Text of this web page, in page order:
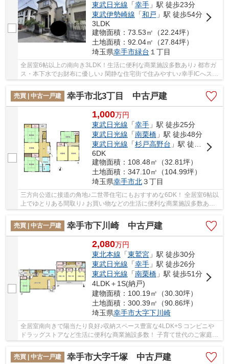
東武日光線 「幸手」駅 徒歩23分
東武伊勢崎線 「和戸 」駅 徒歩54分
3LDK
建物面積：73.53㎡（22.24坪）
土地面積：92.04㎡（27.84坪）
埼玉県幸手市緑台 １丁目
全居室6帖以上の南向き3LDK！生活に便利な商業施設多数あり♪ 都市ガ
ス・本下水でお財布に優しい♪ 閑静な住宅街で住みやすい♪幸手ICへスム
売買 | 中古一戸建
幸手市北3丁目 中古戸建
1,000万円
東武日光線 「幸手」駅 徒歩25分
東武日光線 「南栗橋」駅 徒歩48分
東武日光線 「杉戸高野台 」駅 徒歩56分
6DK
建物面積：108.48㎡（32.81坪）
土地面積：347.10㎡（104.99坪）
埼玉県幸手市北３丁目
三方向公道に接道の角地♪二世帯住宅にもおすすめな6DK！ 全居室6帖以
上でゆとりある間取り♪ お買い物などの生活に便利な商業施設多数あ
売買 | 中古一戸建
幸手市下川崎 中古戸建
2,080万円
東北本線 「東鷲宮」駅 徒歩30分
東武日光線 「幸手」駅 徒歩26分
東武日光線 「南栗橋」駅 徒歩51分
4LDK＋1S(納戸)
建物面積：100.19㎡（30.30坪）
土地面積：300.39㎡（90.86坪）
埼玉県幸手市大字下川崎
全居室南向きで陽当たり良好♪収納スペース豊富な4LDK+S コンビニや
ドラッグストアなど生活に便利な商業施設多数！ 子育て世代のご家庭に
売買 | 中古一戸建
幸手市大字千塚 中古戸建